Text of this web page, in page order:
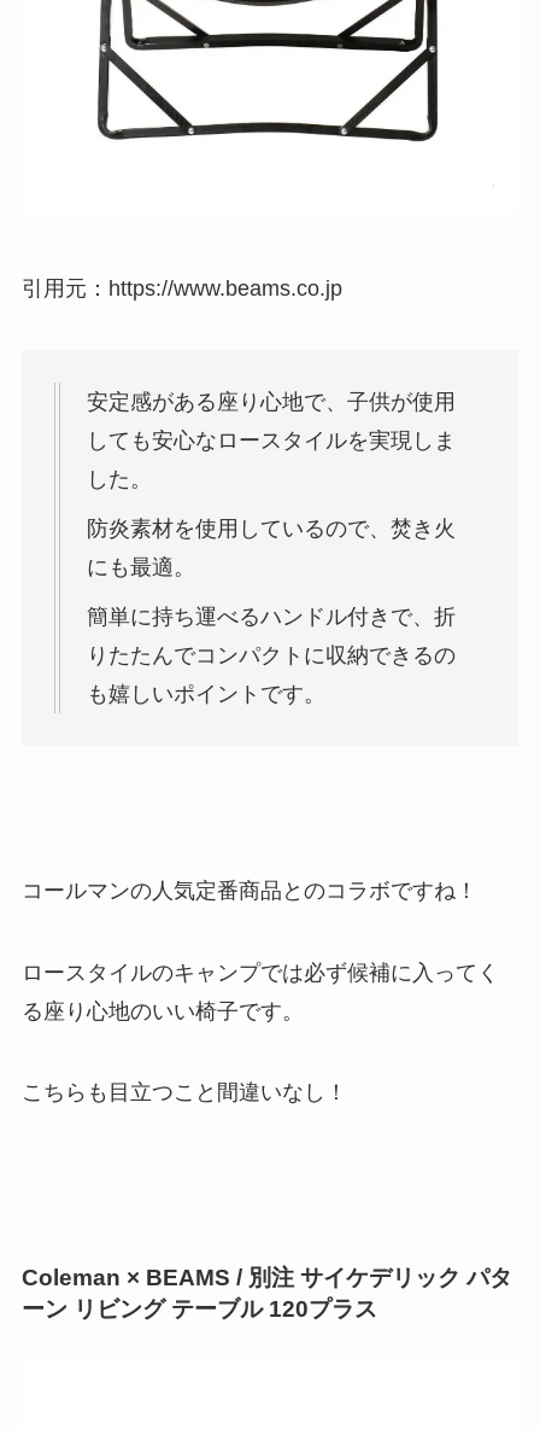
引用元：https://www.beams.co.jp
安定感がある座り心地で、子供が使用
しても安心なロースタイルを実現しま
した。
防炎素材を使用しているので、焚き火
にも最適。
簡単に持ち運べるハンドル付きで、折
りたたんでコンパクトに収納できるの
も嬉しいポイントです。
コールマンの人気定番商品とのコラボですね！
ロースタイルのキャンプでは必ず候補に入ってく
る座り心地のいい椅子です。
こちらも目立つこと間違いなし！
Coleman × BEAMS / 別注 サイケデリック パタ
ーン リビング テーブル 120プラス